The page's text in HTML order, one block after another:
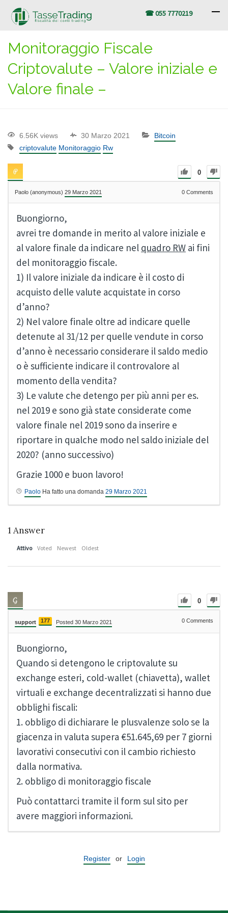
☎ 055 7770219
Monitoraggio Fiscale
Criptovalute – Valore iniziale e
Valore finale –
6.56K views 30 Marzo 2021
Bitcoin
criptovalute Monitoraggio Rw
0
Paolo (anonymous) 29 Marzo 2021 0 Comments
Buongiorno,
avrei tre domande in merito al valore iniziale e
al valore finale da indicare nel quadro RW ai fini
del monitoraggio fiscale.
1) Il valore iniziale da indicare è il costo di
acquisto delle valute acquistate in corso
d’anno?
2) Nel valore finale oltre ad indicare quelle
detenute al 31/12 per quelle vendute in corso
d’anno è necessario considerare il saldo medio
o è sufficiente indicare il controvalore al
momento della vendita?
3) Le valute che detengo per più anni per es.
nel 2019 e sono già state considerate come
valore finale nel 2019 sono da inserire e
riportare in qualche modo nel saldo iniziale del
2020? (anno successivo)
Grazie 1000 e buon lavoro!
Paolo Ha fatto una domanda 29 Marzo 2021
1 Answer
Attivo Voted Newest Oldest
0
support 177 Posted 30 Marzo 2021 0 Comments
Buongiorno,
Quando si detengono le criptovalute su
exchange esteri, cold-wallet (chiavetta), wallet
virtuali e exchange decentralizzati si hanno due
obblighi fiscali:
1. obbligo di dichiarare le plusvalenze solo se la
giacenza in valuta supera €51.645,69 per 7 giorni
lavorativi consecutivi con il cambio richiesto
dalla normativa.
2. obbligo di monitoraggio fiscale
Può contattarci tramite il form sul sito per
avere maggiori informazioni.
Register or Login